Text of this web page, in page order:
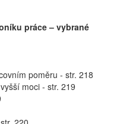
práce – vybrané
poměru - str. 218
moci - str. 219